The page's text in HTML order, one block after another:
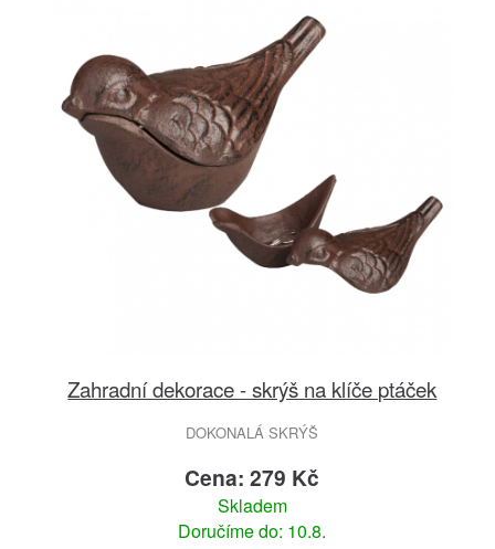
Zahradní dekorace - skrýš na klíče ptáček
DOKONALÁ SKRÝŠ
Cena: 279 Kč
Skladem
Doručíme do: 10.8.